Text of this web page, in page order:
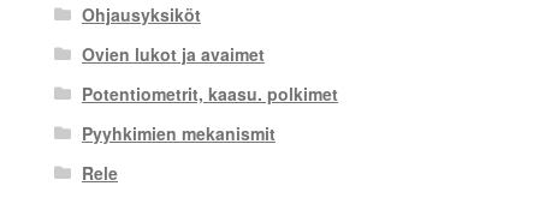
Ohjausyksiköt
Ovien lukot ja avaimet
Potentiometrit, kaasu. polkimet
Pyyhkimien mekanismit
Rele